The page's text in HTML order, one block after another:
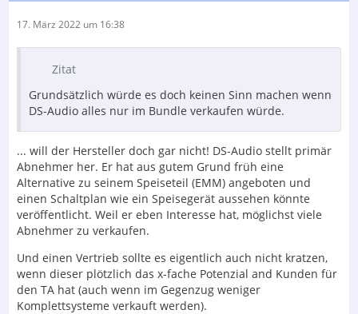
17. März 2022 um 16:38
Zitat
Grundsätzlich würde es doch keinen Sinn machen wenn
DS-Audio alles nur im Bundle verkaufen würde.
... will der Hersteller doch gar nicht! DS-Audio stellt primär
Abnehmer her. Er hat aus gutem Grund früh eine
Alternative zu seinem Speiseteil (EMM) angeboten und
einen Schaltplan wie ein Speisegerät aussehen könnte
veröffentlicht. Weil er eben Interesse hat, möglichst viele
Abnehmer zu verkaufen.
Und einen Vertrieb sollte es eigentlich auch nicht kratzen,
wenn dieser plötzlich das x-fache Potenzial and Kunden für
den TA hat (auch wenn im Gegenzug weniger
Komplettsysteme verkauft werden).